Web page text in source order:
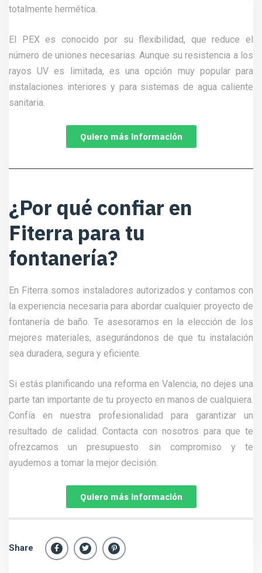
totalmente hermética.
El PEX es conocido por su flexibilidad, que reduce el
número de uniones necesarias. Aunque su resistencia a los
rayos UV es limitada, es una opción muy popular para
instalaciones interiores y para sistemas de agua caliente
sanitaria.
Quiero más información
¿Por qué confiar en
Fiterra para tu
fontanería?
En Fiterra somos instaladores autorizados y contamos con
la experiencia necesaria para abordar cualquier proyecto de
fontanería de baño. Te asesoramos en la elección de los
mejores materiales, asegurándonos de que tu instalación
sea duradera, segura y eficiente.
Si estás planificando una reforma en Valencia, no dejes una
parte tan importante de tu proyecto en manos de cualquiera.
Confía en nuestra profesionalidad para garantizar un
resultado de calidad. Contacta con nosotros para que te
ofrezcamos un presupuesto sin compromiso y te
ayudemos a tomar la mejor decisión.
Quiero más información
Share